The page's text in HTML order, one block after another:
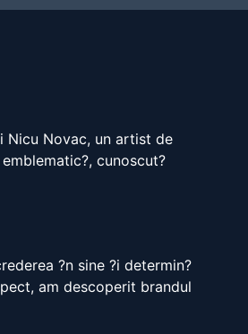
Nicu Novac, un artist de
cunoscut?
?n sine ?i determin?
am descoperit brandul